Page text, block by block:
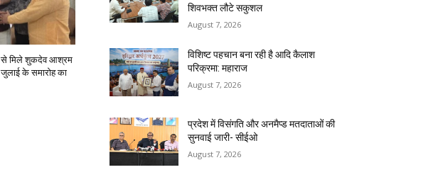
से मिले शुकदेव आश्रम
के समारोह का
शिवभक्त लौटे सकुशल
August 7, 2026
विशिष्ट पहचान बना रही है आदि कैलाश
परिक्रमा: महाराज
August 7, 2026
प्रदेश में विसंगति और अनमैप्ड मतदाताओं की
सुनवाई जारी- सीईओ
August 7, 2026